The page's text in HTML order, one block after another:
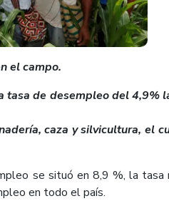
el campo.
de desempleo del 4,9%
caza y silvicultura, el
se situó en 8,9 %, la
en todo el país.